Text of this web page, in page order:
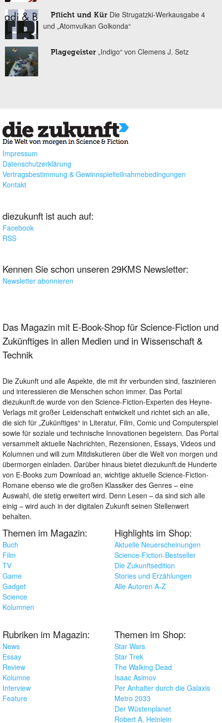
Pflicht und Kür Die Strugatzki-Werkausgabe 4
und „Atomvulkan Golkonda“
Plagegeister „Indigo“ von Clemens J. Setz
Impressum
Datenschutzerklärung
Vertragsbestimmung & Gewinnspielteilnahmebedingungen
Kontakt
diezukunft ist auch auf:
Facebook
RSS
Kennen Sie schon unseren 29KMS Newsletter:
Newsletter abonnieren
Das Magazin mit E-Book-Shop für Science-Fiction und
Zukünftiges in allen Medien und in Wissenschaft &
Technik
Die Zukunft und alle Aspekte, die mit ihr verbunden sind, faszinieren
und interessieren die Menschen schon immer. Das Portal
diezukunft.de wurde von den Science-Fiction-Experten des Heyne-
Verlags mit großer Leidenschaft entwickelt und richtet sich an alle,
die sich für „Zukünftiges“ in Literatur, Film, Comic und Computerspiel
sowie für soziale und technische Innovationen begeistern. Das Portal
versammelt aktuelle Nachrichten, Rezensionen, Essays, Videos und
Kolumnen und will zum Mitdiskutieren über die Welt von morgen und
übermorgen einladen. Darüber hinaus bietet diezukunft.de Hunderte
von E-Books zum Download an, wichtige aktuelle Science-Fiction-
Romane ebenso wie die großen Klassiker des Genres – eine
Auswahl, die stetig erweitert wird. Denn Lesen – da sind sich alle
einig – wird auch in der digitalen Zukunft seinen Stellenwert
behalten.
Themen im Magazin:
Buch
Film
TV
Game
Gadget
Science
Kolumnen
Highlights im Shop:
Aktuelle Neuerscheinungen
Science-Fiction-Bestseller
Die Zukunftsedition
Stories und Erzählungen
Alle Autoren A-Z
Rubriken im Magazin:
News
Essay
Review
Kolumne
Interview
Feature
Themen im Shop:
Star Wars
Star Trek
The Walking Dead
Isaac Asimov
Per Anhalter durch die Galaxis
Metro 2033
Der Wüstenplanet
Robert A. Heinlein